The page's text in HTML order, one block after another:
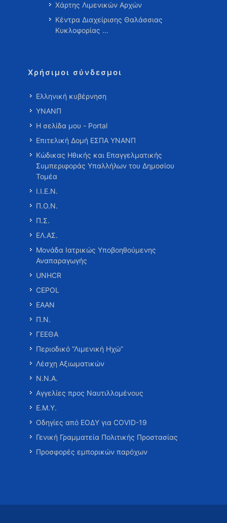
Χάρτης Λιμενικών Αρχών
Κέντρα Διαχείρισης Θαλάσσιας
Κυκλοφορίας …
Χρήσιμοι σύνδεσμοι
Ελληνική κυβέρνηση
ΥΝΑΝΠ
Η σελίδα μου - Portal
Επιτελική Δομή ΕΣΠΑ ΥΝΑΝΠ
Κώδικας Ηθικής και Επαγγελματικής
Συμπεριφοράς Υπαλλήλων του Δημοσίου
Τομέα
Ι.Ι.Ε.Ν.
Π.Ο.Ν.
Π.Σ.
ΕΛ.ΑΣ.
Μονάδα Ιατρικώς Υποβοηθούμενης
Αναπαραγωγής
UNHCR
CEPOL
ΕΑΑΝ
Π.Ν.
ΓΕΕΘΑ
Περιοδικό “Λιμενική Ηχώ”
Λέσχη Αξιωματικών
Ν.Ν.Α.
Αγγελίες προς Ναυτιλλομένους
Ε.Μ.Υ.
Οδηγίες από ΕΟΔΥ για COVID-19
Γενική Γραμματεία Πολιτικής Προστασίας
Προσφορές εμπορικών παρόχων